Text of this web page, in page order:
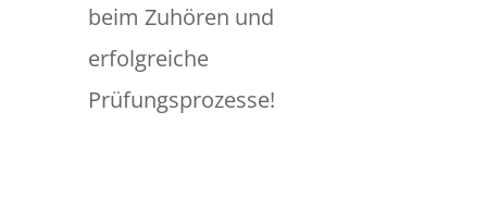
beim Zuhören und
erfolgreiche
Prüfungsprozesse!